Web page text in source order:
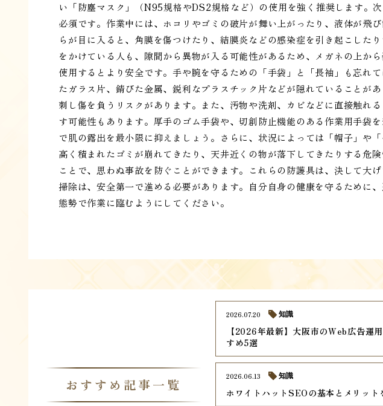
い「防塵マスク」（N95規格やDS2規格など）の使用を強く推奨します。
必須です。作業中には、ホコリやゴミの破片が舞い上がったり、液体が飛
らが目に入ると、角膜を傷つけたり、結膜炎などの感染症を引き起こした
をかけている人も、隙間から異物が入る可能性があるため、メガネの上か
使用するとより安全です。手や腕を守るための「手袋」と「長袖」も忘れ
たガラス片、錆びた金属、鋭利なプラスチック片などが隠れていることが
刺し傷を負うリスクがあります。また、汚物や洗剤、カビなどに直接触れ
す可能性もあります。厚手のゴム手袋や、切創防止機能のある作業用手袋
で肌の露出を最小限に抑えましょう。さらに、状況によっては「帽子」や
高く積まれたゴミが崩れてきたり、天井近くの物が落下してきたりする危
ことで、思わぬ事故を防ぐことができます。これらの防護具は、決して大
掃除は、安全第一で進める必要があります。自分自身の健康を守るために
態勢で作業に臨むようにしてください。
おすすめ記事一覧
【2026年最新】大阪市のWeb広告運
すめ5選
2026.07.20 知識
ホワイトハットSEOの基本とメリット
2026.06.13 知識